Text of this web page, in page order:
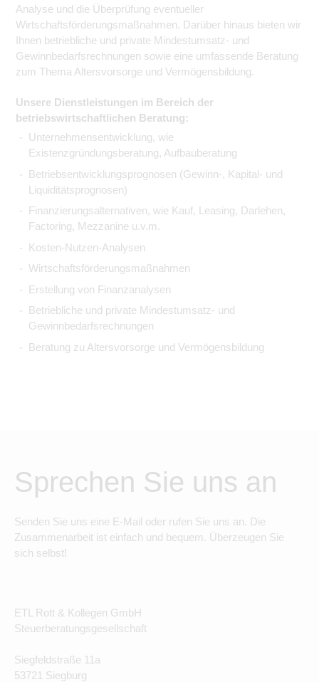
Analyse und die Überprüfung eventueller
Wirtschaftsförderungsmaßnahmen. Darüber hinaus bieten wir
Ihnen betriebliche und private Mindestumsatz- und
Gewinnbedarfsrechnungen sowie eine umfassende Beratung
zum Thema Altersvorsorge und Vermögensbildung.
Unsere Dienstleistungen im Bereich der
betriebswirtschaftlichen Beratung:
Unternehmensentwicklung, wie
Existenzgründungsberatung, Aufbauberatung
Betriebsentwicklungsprognosen (Gewinn-, Kapital- und
Liquiditätsprognosen)
Finanzierungsalternativen, wie Kauf, Leasing, Darlehen,
Factoring, Mezzanine u.v.m.
Kosten-Nutzen-Analysen
Wirtschaftsförderungsmaßnahmen
Erstellung von Finanzanalysen
Betriebliche und private Mindestumsatz- und
Gewinnbedarfsrechnungen
Beratung zu Altersvorsorge und Vermögensbildung
Sprechen Sie uns an
Senden Sie uns eine E-Mail oder rufen Sie uns an. Die
Zusammenarbeit ist einfach und bequem. Überzeugen Sie
sich selbst!
ETL Rott & Kollegen GmbH
Steuerberatungsgesellschaft
Siegfeldstraße 11a
53721 Siegburg